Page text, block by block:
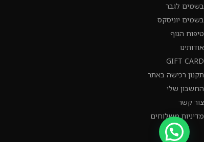
בשמים לגבר
בשמים יוניסקס
טיפוח הגוף
אודותינו
GIFT CARD
תקנון רכישה באתר
החשבון שלי
צור קשר
מדיניות משלוחים